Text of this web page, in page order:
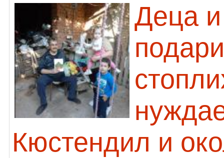
Деца
Кюстендил и